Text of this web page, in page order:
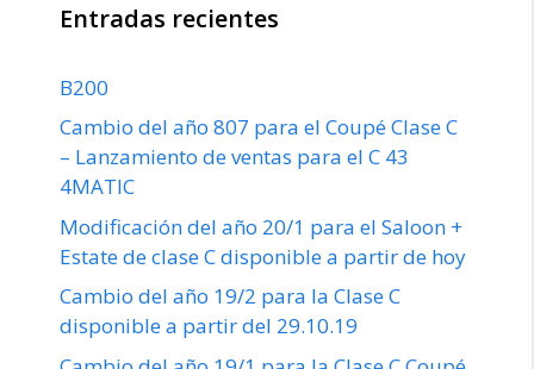
Entradas recientes
B200
Cambio del año 807 para el Coupé Clase C
– Lanzamiento de ventas para el C 43
4MATIC
Modificación del año 20/1 para el Saloon +
Estate de clase C disponible a partir de hoy
Cambio del año 19/2 para la Clase C
disponible a partir del 29.10.19